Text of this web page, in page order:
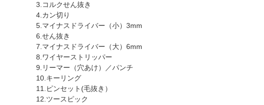
3.コルクせん抜き
4.カン切り
5.マイナスドライバー（小）3mm
6.せん抜き
7.マイナスドライバー（大）6mm
8.ワイヤーストリッパー
9.リーマー（穴あけ）／パンチ
10.キーリング
11.ピンセット(毛抜き）
12.ツースピック